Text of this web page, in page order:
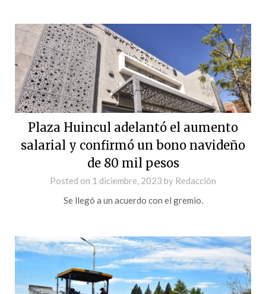
Plaza Huincul adelantó el aumento
salarial y confirmó un bono navideño
de 80 mil pesos
Posted on 1 diciembre, 2023 by Redacción
Se llegó a un acuerdo con el gremio.